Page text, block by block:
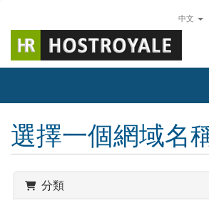
中文
選擇一個網域名
分類